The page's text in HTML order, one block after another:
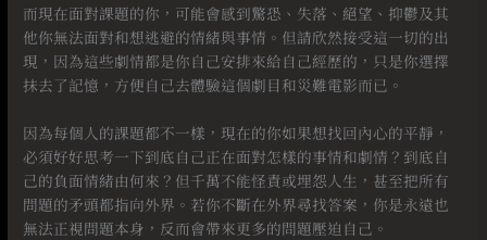
而現在面對課題的你，可能會感到驚恐、失落、絕望、抑鬱及其
他你無法面對和想逃避的情緒與事情。但請欣然接受這一切的出
現，因為這些劇情都是你自己安排來給自己經歷的，只是你選擇
抹去了記憶，方便自己去體驗這個劇目和災難電影而已。
因為每個人的課題都不一樣，現在的你如果想找回內心的平靜，
必須好好思考一下到底自己正在面對怎樣的事情和劇情？到底自
己的負面情緒由何來？但千萬不能怪責或埋怨人生，甚至把所有
問題的矛頭都指向外界。若你不斷在外界尋找答案，你是永遠也
無法正視問題本身，反而會帶來更多的問題壓迫自己。